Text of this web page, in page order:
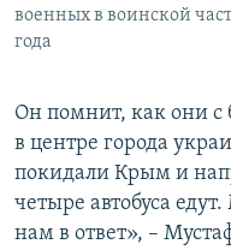
военных в воинской
года
Он помнит, как они с
в центре города
покидали Крым и
четыре автобуса
нам в ответ», –